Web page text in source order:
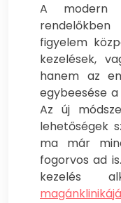
A modern
figyelem
kezelések,
hanem az
egybeesése
Az új
lehetőségek
ma már
fogorvos ad
kezelés